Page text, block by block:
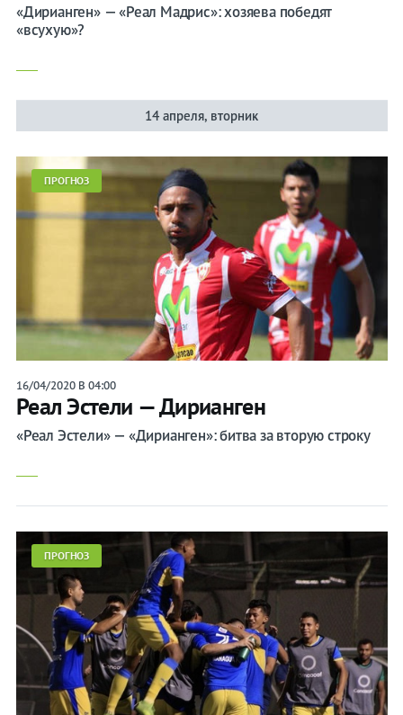
«Дирианген» — «Реал Мадрис»: хозяева победят
«всухую»?
14 апреля, вторник
ПРОГНОЗ
16/04/2020 В 04:00
Реал Эстели — Дирианген
«Реал Эстели» — «Дирианген»: битва за вторую строку
ПРОГНОЗ